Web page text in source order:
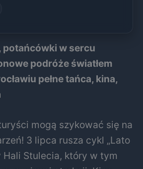
potańcówki w sercu
podróże światłem
pełne tańca, kina,
mogą szykować się na
3 lipca rusza cykl „Lato
Hali Stulecia, który w tym